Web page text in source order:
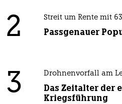
2 Streit um Rente mit 63
Passgenauer
3 Drohnenvorfall am
Das Zeitalter der
Kriegsführung